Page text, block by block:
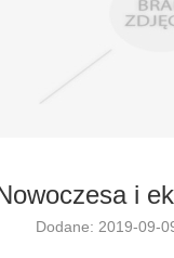
i
Dodane: 2019-09-